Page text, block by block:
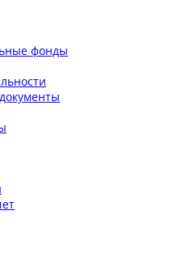
фонды